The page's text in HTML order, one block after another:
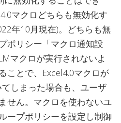
マクロどちらも無効化す
年10月現在)。どちらも無
ポリシー「マクロ通知設
マクロが実行されないよ
ことで、Excel4.0マクロが
しまった場合も、ユーザ
せん。マクロを使わないユ
ープポリシーを設定し制御